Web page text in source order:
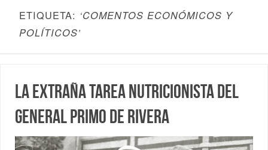
ETIQUETA: ‘COMENTOS ECONÓMICOS Y
POLÍTICOS’
La extraña tarea nutricionista del
general Primo de Rivera